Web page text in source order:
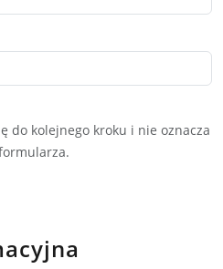
do kolejnego kroku i nie oznacza